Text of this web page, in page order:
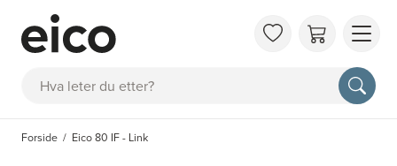
Søk
OM
FAQ
Forside Eico 80 IF - Link